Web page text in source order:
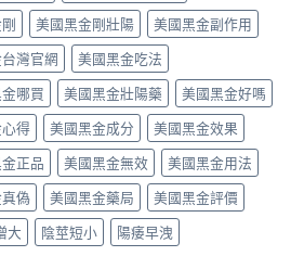
美國黑金剛壯陽
美國黑金副作用
灣官網
美國黑金吃法
哪買 美國黑金壯陽藥
美國黑金好嗎
得 美國黑金成分
美國黑金效果
正品 美國黑金無效
美國黑金用法
偽 美國黑金藥局
美國黑金評價
大 陰莖短小 陽痿早洩